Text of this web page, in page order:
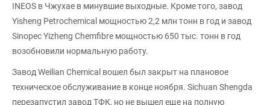
INEOS в Чжухае в минувшие выходные. Кроме того, завод
Yisheng Petrochemical мощностью 2,2 млн тонн в год и завод
Sinopec Yizheng Chemfibre мощностью 650 тыс. тонн в год
возобновили нормальную работу.
Завод Weilian Chemical вошел был закрыт на плановое
техническое обслуживание в конце ноября. Sichuan Shengda
перезапустил завод ТФК, но не вышел еще на полную